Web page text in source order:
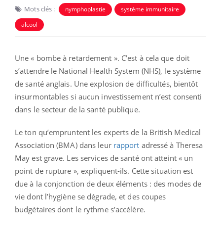
Mots clés : nymphoplastie
système immunitaire
alcool
Une « bombe à retardement ». C’est à cela que doit
s’attendre le National Health System (NHS), le système
de santé anglais. Une explosion de difficultés, bientôt
insurmontables si aucun investissement n’est consenti
dans le secteur de la santé publique.
Le ton qu’empruntent les experts de la British Medical
Association (BMA) dans leur rapport adressé à Theresa
May est grave. Les services de santé ont atteint « un
point de rupture », expliquent-ils. Cette situation est
due à la conjonction de deux éléments : des modes de
vie dont l’hygiène se dégrade, et des coupes
budgétaires dont le rythme s’accélère.